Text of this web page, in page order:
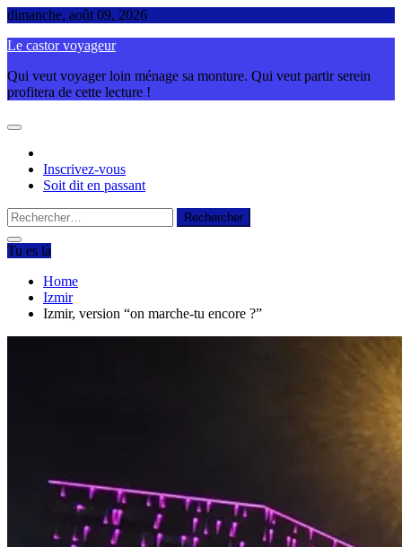
Skip
content
dimanche, août 09, 2026
Le castor voyageur
Qui veut voyager loin ménage sa monture. Qui veut partir serein
profitera de cette lecture !
Inscrivez-vous
Soit dit en passant
Rechercher :
Tu es là
Home
Izmir
Izmir, version “on marche-tu encore ?”